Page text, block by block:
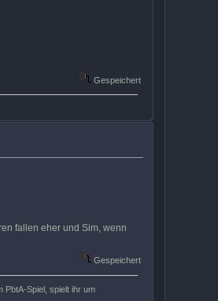
Gespeichert
fallen eher und Sim, wenn
Gespeichert
PbtA-Spiel, spielt ihr um